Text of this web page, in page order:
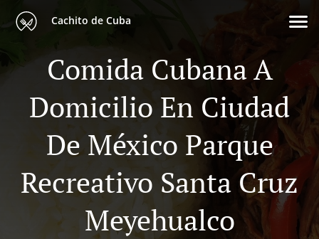
Cachito de Cuba
Comida Cubana A
Domicilio En Ciudad
De México Parque
Recreativo Santa Cruz
Meyehualco